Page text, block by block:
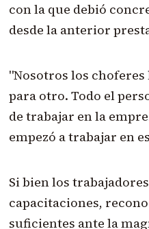
con la que debió
desde la anterior
"Nosotros los
para otro. Todo el
de trabajar en la
empezó a trabajar en
Si bien los
capacitaciones,
suficientes ante la